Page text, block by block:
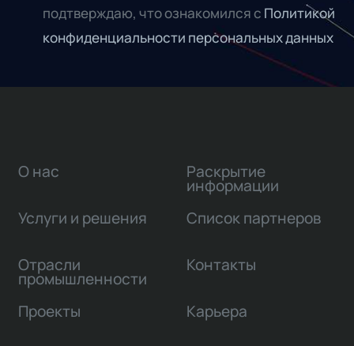
подтверждаю, что ознакомился с Политикой
конфиденциальности персональных данных
О нас
Услуги и решения
Отрасли
промышленности
Проекты
Раскрытие
информации
Список партнеров
Контакты
Карьера